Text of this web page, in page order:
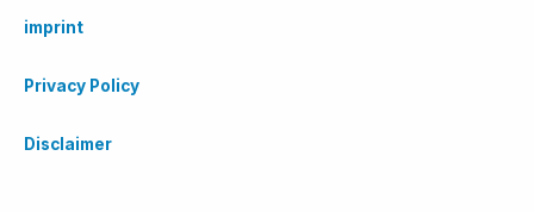
imprint
Privacy Policy
Disclaimer